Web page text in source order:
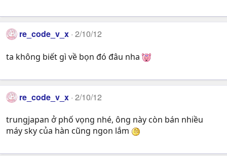
re_code_v_x 2/10/12
ta không biết gì về bọn đó đâu nha
re_code_v_x 2/10/12
trungjapan ở phố vọng nhé, ông này còn bán nhiều
máy sky của hàn cũng ngon lắm